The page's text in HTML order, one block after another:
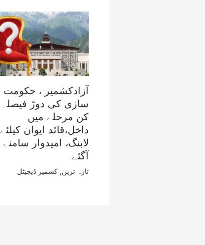
آزادکشمیر ، حکومت
سازی کی دوڑ فیصلہ
کن مرحلے میں
داخل،قائد ایوان کیلئے
لابنگ، امیدوار سامنے
آگئے
تازہ ترین کشمیر ڈیجیٹل